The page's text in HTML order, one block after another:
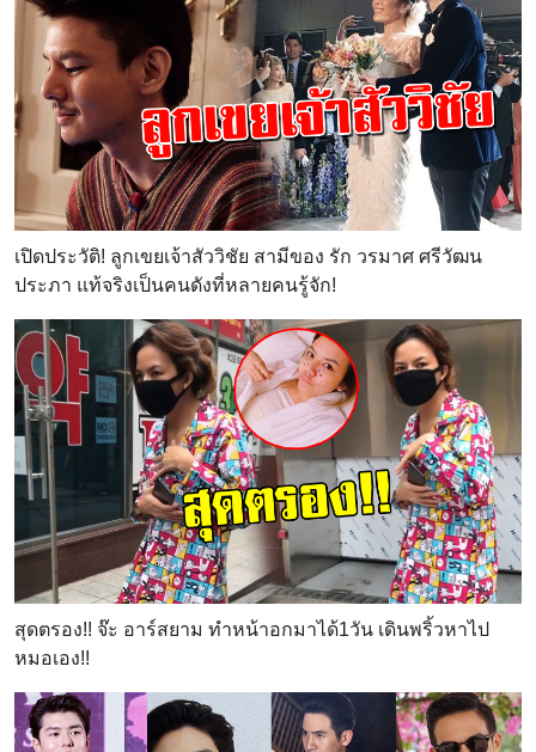
เปิดประวัติ! ลูกเขยเจ้าสัววิชัย สามีของ รัก วรมาศ ศรีวัฒน
ประภา แท้จริงเป็นคนดังที่หลายคนรู้จัก!
สุดตรอง!! จ๊ะ อาร์สยาม ทำหน้าอกมาได้1วัน เดินพริ้วหาไป
หมอเอง!!